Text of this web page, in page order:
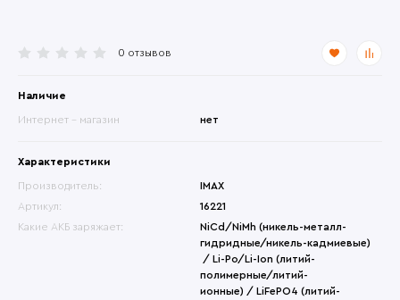
0 отзывов
Наличие
Интернет - магазин нет
Характеристики
Производитель:
IMAX
Артикул:
16221
Какие АКБ заряжает:
NiCd/NiMh (никель-металл-
гидридные/никель-кадмиевые)
/ Li-Po/Li-Ion (литий-
полимерные/литий-
ионные) / LiFePO4 (литий-